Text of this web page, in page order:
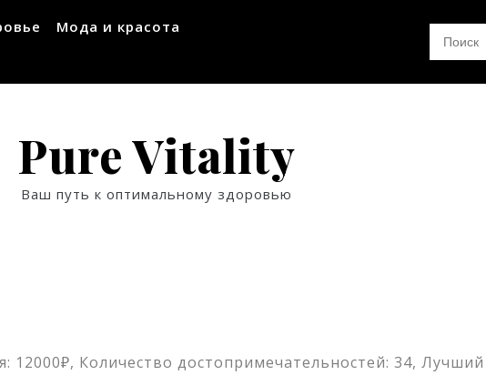
Мода и красота
Pure Vitality
Ваш путь к оптимальному здоровью
12000₽, Количество достопримечательностей: 34,